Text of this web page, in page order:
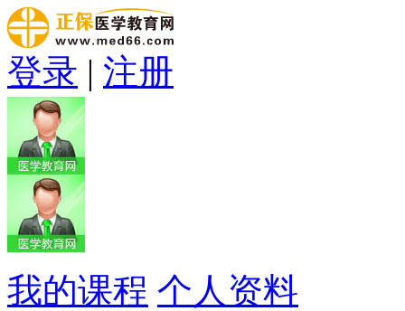
登录 | 注册
我的课程 个人资料